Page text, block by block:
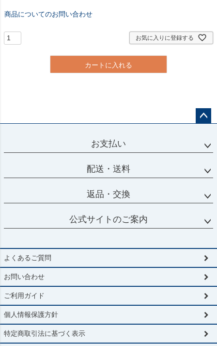
商品についてのお問い合わせ
お気に入りに登録する
カートに入れる
ップ
お支払い
配送・送料
返品・交換
公式サイトのご案内
よくあるご質問
お問い合わせ
ご利用ガイド
個人情報保護方針
特定商取引法に基づく表示